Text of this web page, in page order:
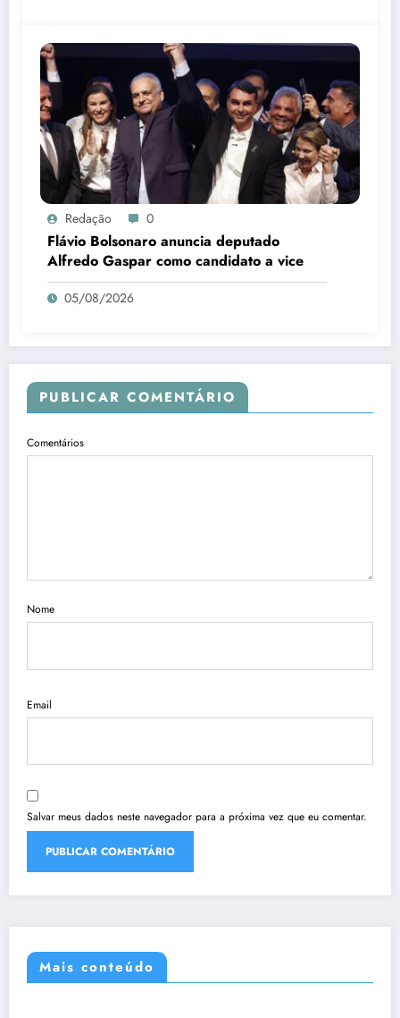
Redação 0
Flávio Bolsonaro anuncia deputado
Alfredo Gaspar como candidato a vice
05/08/2026
PUBLICAR COMENTÁRIO
Comentários
Nome
Email
Salvar meus dados neste navegador para a próxima vez que eu comentar.
Mais conteúdo